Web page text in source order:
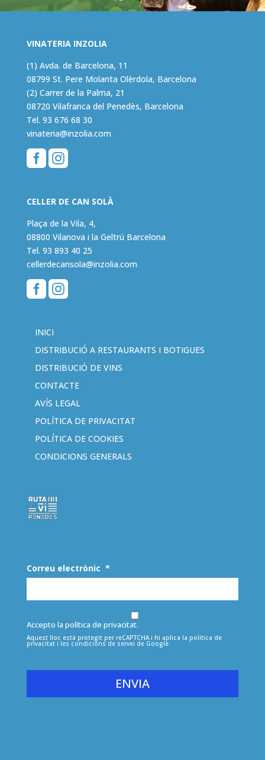
VINATERIA INZOLIA
(1) Avda. de Barcelona, 11
08799 St. Pere Molanta Olèrdola, Barcelona
(2) Carrer de la Palma, 21
08720 Vilafranca del Penedès, Barcelona
Tel. 93 676 68 30
vinateria@inzolia.com

CELLER DE CAN SOLÀ
Plaça de la Vila, 4,
08800 Vilanova i la Geltrú Barcelona
Tel. 93 893 40 25
cellerdecansola@inzolia.com
 
INICI
DISTRIBUCIÓ A RESTAURANTS I BOTIGUES
DISTRIBUCIÓ DE VINS
CONTACTE
AVÍS LEGAL
POLÍTICA DE PRIVACITAT
POLÍTICA DE COOKIES
CONDICIONS GENERALS
Correu electrònic *
Accepto la política de privacitat.
Aquest lloc està protegit per reCAPTCHA i hi aplica la política de
privacitati les condicions de servei de Google.